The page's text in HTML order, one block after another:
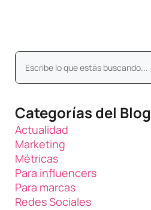
Categorías del Blog
Actualidad
Marketing
Métricas
Para influencers
Para marcas
Redes Sociales